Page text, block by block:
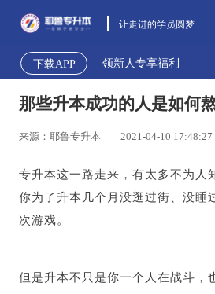
让走进的学员圆梦
下载APP 领新人专享福利
那些升本成功的人是如何
来源：耶鲁专升本 2021-04-10 17:48:27
专升本这一路走来，有太多不为人
你为了升本几个月没逛过街、没睡
次游戏。
但是升本不只是你一个人在战斗，